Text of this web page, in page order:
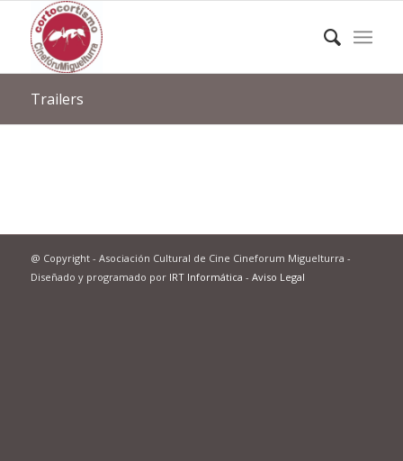
Trailers
@ Copyright - Asociación Cultural de Cine Cineforum Miguelturra -
Diseñado y programado por IRT Informática - Aviso Legal